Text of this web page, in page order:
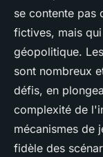
Pierre•8 juillet 2024
se contente pas
fictives, mais
géopolitique.
sont nombreux
défis, en
complexité de
mécanismes de
fidèle des